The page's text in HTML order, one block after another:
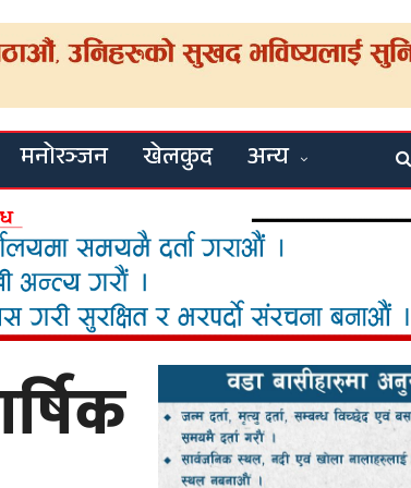
मनोरञ्जन खेलकुद अन्य